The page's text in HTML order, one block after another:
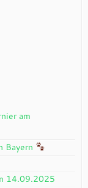
am
Bayern
14.09.2025